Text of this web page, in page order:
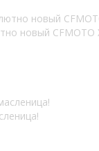
новый CFMOTO